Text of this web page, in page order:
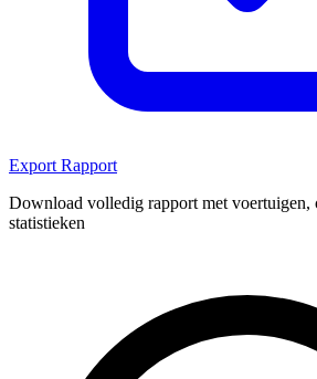
Export Rapport
Download volledig rapport met voertuigen,
statistieken